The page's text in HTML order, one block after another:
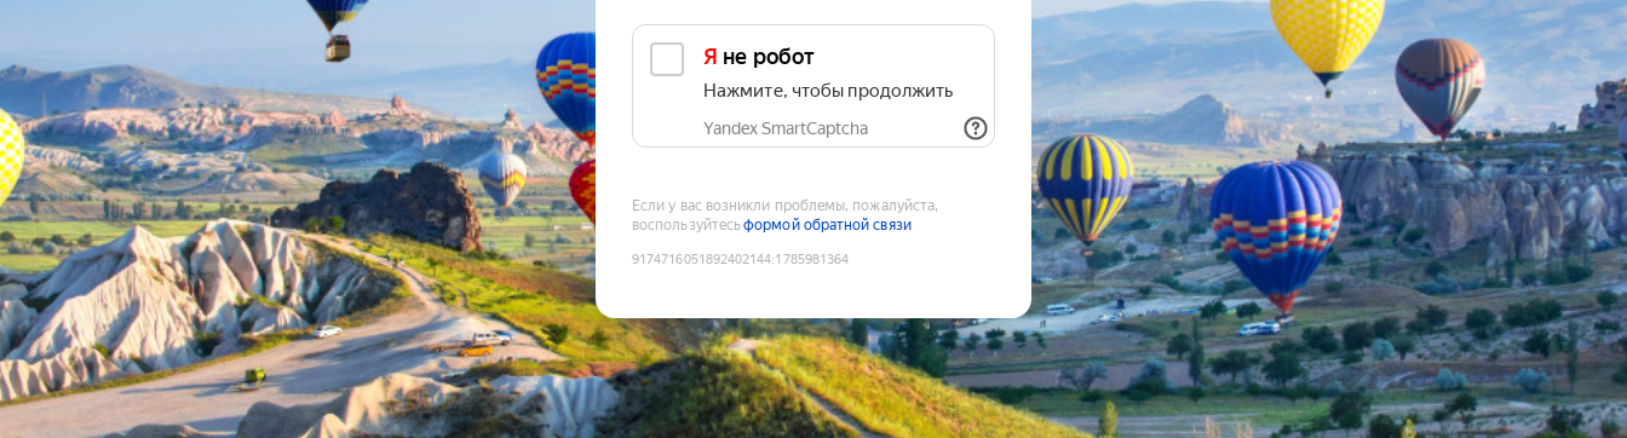
Я не робот
Нажмите, чтобы продолжить
Yandex SmartCaptcha
Если у вас возникли проблемы, пожалуйста,
воспользуйтесьформой обратной связи
9174716051892402144:1785981364